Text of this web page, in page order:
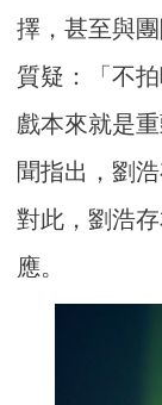
擇，甚至與
質疑：「不
戲本來就是
聞指出，劉
對此，劉浩
應。